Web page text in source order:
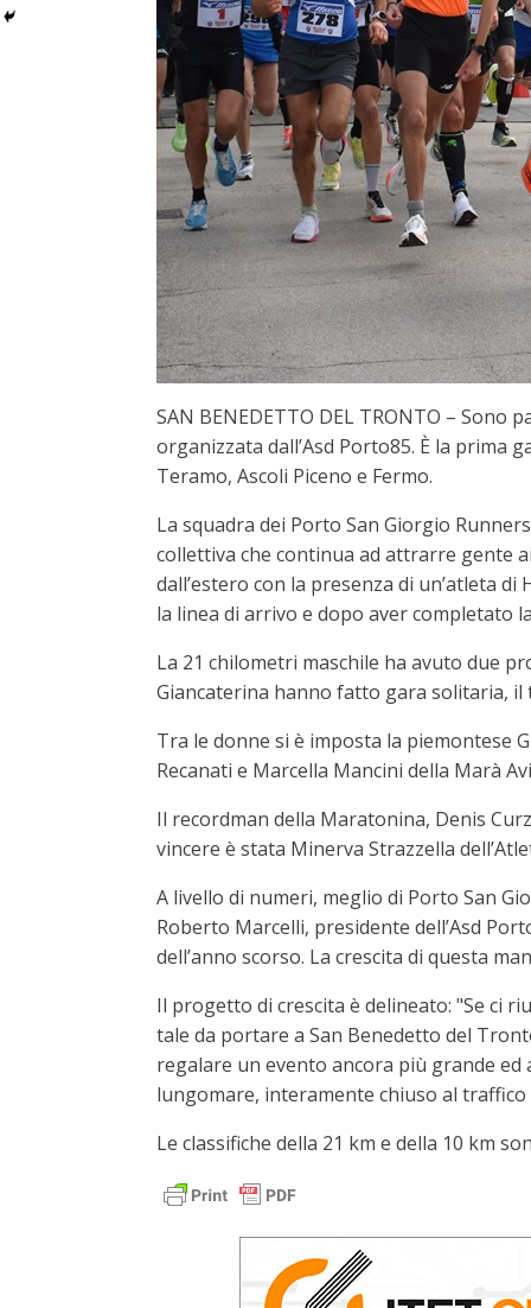
SAN BENEDETTO DEL TRONTO –
organizzata dall’Asd Porto85. È la prima
Teramo, Ascoli Piceno e Fermo.
La squadra dei Porto San Giorgio
collettiva che continua ad attrarre gente
dall’estero con la presenza di un’atleta
la linea di arrivo e dopo aver completato
La 21 chilometri maschile ha avuto due
Giancaterina hanno fatto gara solitaria,
Tra le donne si è imposta la piemontese
Recanati e Marcella Mancini della Marà
Il recordman della Maratonina, Denis
vincere è stata Minerva Strazzella
A livello di numeri, meglio di Porto San
Roberto Marcelli, presidente dell’Asd
dell’anno scorso. La crescita di questa
Il progetto di crescita è delineato: "Se ci
tale da portare a San Benedetto del
regalare un evento ancora più grande
lungomare, interamente chiuso al
Le classifiche della 21 km e della 10 km